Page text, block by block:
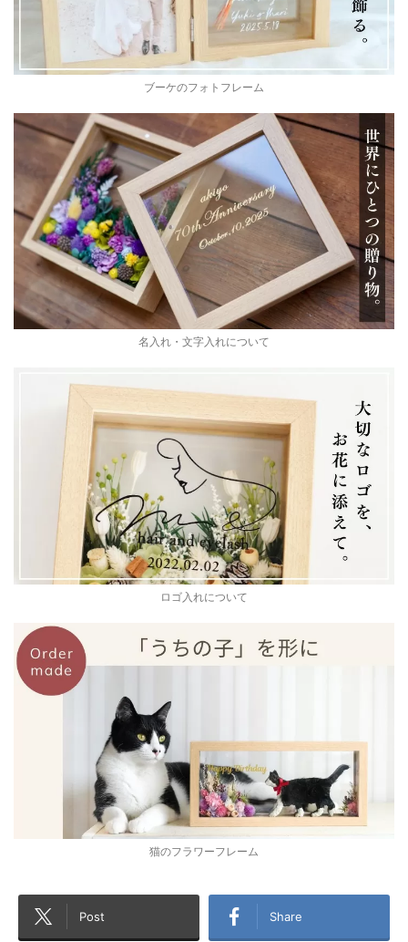
ブーケのフォトフレーム
名入れ・文字入れについて
ロゴ入れについて
猫のフラワーフレーム
Post Share